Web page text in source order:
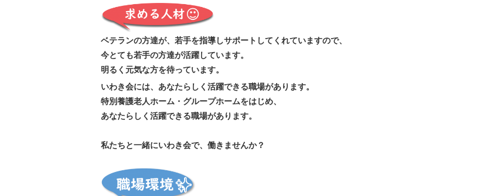
ベテランの方達が、若手を指導しサポートしてくれていますので、
今とても若手の方達が活躍しています。
明るく元気な方を待っています。
いわき会には、あなたらしく活躍できる職場があります。
特別養護老人ホーム・グループホームをはじめ、
あなたらしく活躍できる職場があります。
私たちと一緒にいわき会で、働きませんか？